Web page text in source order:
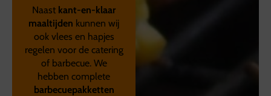
Naast kant-en-klaar
maaltijden kunnen wij
ook vlees en hapjes
regelen voor de catering
of barbecue. We
hebben complete
barbecuepakketten